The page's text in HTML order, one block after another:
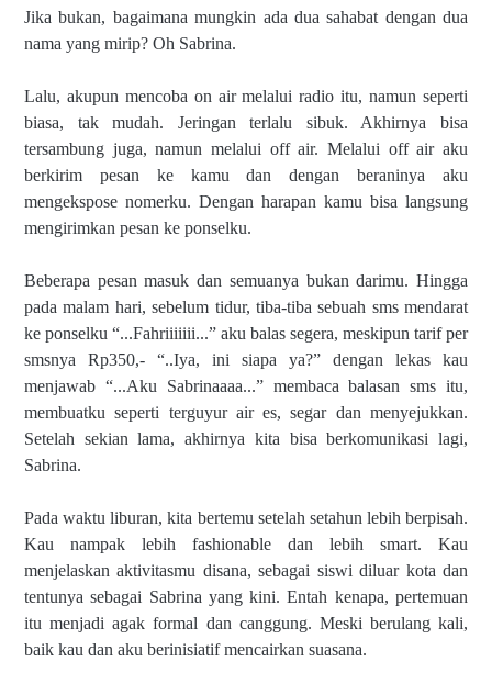
Jika bukan, bagaimana mungkin ada dua sahabat dengan dua
nama yang mirip? Oh Sabrina.
Lalu, akupun mencoba on air melalui radio itu, namun seperti
biasa, tak mudah. Jeringan terlalu sibuk. Akhirnya bisa
tersambung juga, namun melalui off air. Melalui off air aku
berkirim pesan ke kamu dan dengan beraninya aku
mengekspose nomerku. Dengan harapan kamu bisa langsung
mengirimkan pesan ke ponselku.
Beberapa pesan masuk dan semuanya bukan darimu. Hingga
pada malam hari, sebelum tidur, tiba-tiba sebuah sms mendarat
ke ponselku “...Fahriiiiiii...” aku balas segera, meskipun tarif per
smsnya Rp350,- “..Iya, ini siapa ya?” dengan lekas kau
menjawab “...Aku Sabrinaaaa...” membaca balasan sms itu,
membuatku seperti terguyur air es, segar dan menyejukkan.
Setelah sekian lama, akhirnya kita bisa berkomunikasi lagi,
Sabrina.
Pada waktu liburan, kita bertemu setelah setahun lebih berpisah.
Kau nampak lebih fashionable dan lebih smart. Kau
menjelaskan aktivitasmu disana, sebagai siswi diluar kota dan
tentunya sebagai Sabrina yang kini. Entah kenapa, pertemuan
itu menjadi agak formal dan canggung. Meski berulang kali,
baik kau dan aku berinisiatif mencairkan suasana.